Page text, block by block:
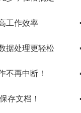
工作效率
据处理更轻松
不再中断！
存文档！